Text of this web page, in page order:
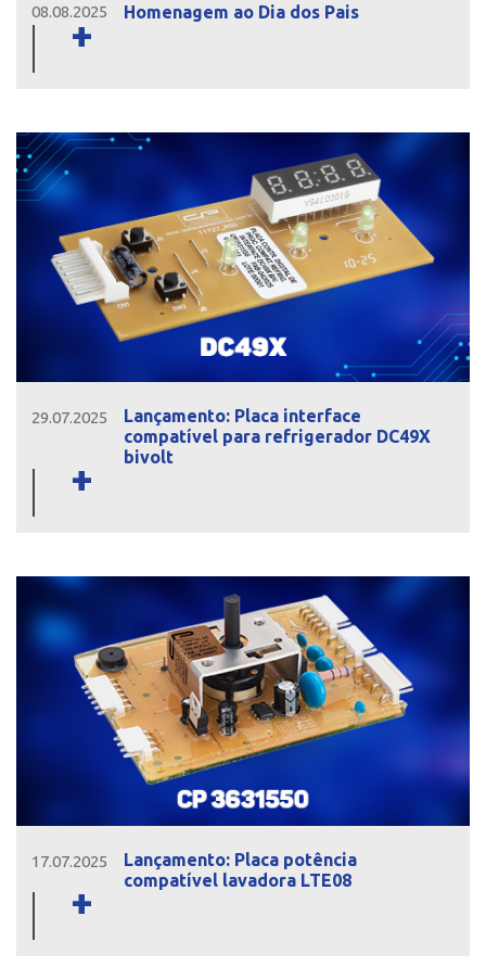
08.08.2025 Homenagem ao Dia dos Pais
+
29.07.2025
Lançamento: Placa interface
compatível para refrigerador DC49X
bivolt
+
17.07.2025
Lançamento: Placa potência
compatível lavadora LTE08
+